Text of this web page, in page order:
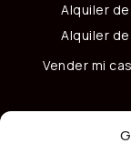
Alquiler
Alquiler
Vender mi